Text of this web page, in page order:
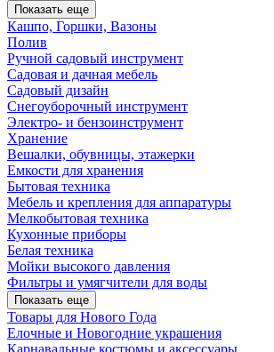
Показать еще
Кашпо, Горшки, Вазоны
Полив
Ручной садовый инструмент
Садовая и дачная мебель
Садовый дизайн
Снегоуборочный инструмент
Электро- и бензоинструмент
Хранение
Вешалки, обувницы, этажерки
Емкости для хранения
Бытовая техника
Мебель и крепления для аппаратуры
Мелкобытовая техника
Кухонные приборы
Белая техника
Мойки высокого давления
Фильтры и умягчители для воды
Показать еще
Товары для Нового Года
Елочные и Новогодние украшения
Карнавальные костюмы и аксессуары